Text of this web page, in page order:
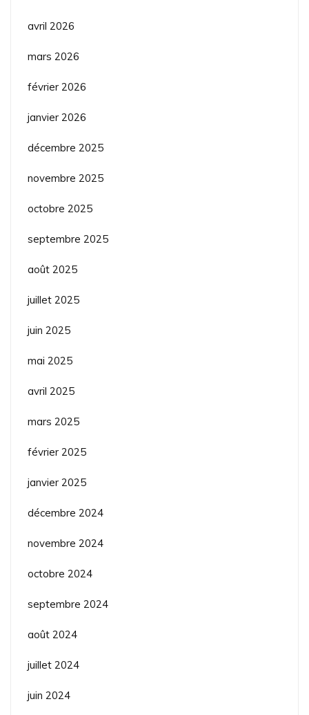
avril 2026
mars 2026
février 2026
janvier 2026
décembre 2025
novembre 2025
octobre 2025
septembre 2025
août 2025
juillet 2025
juin 2025
mai 2025
avril 2025
mars 2025
février 2025
janvier 2025
décembre 2024
novembre 2024
octobre 2024
septembre 2024
août 2024
juillet 2024
juin 2024